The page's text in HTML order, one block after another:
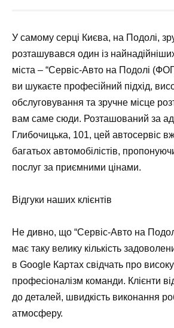
У самому серці Києва, на Подолі,
розташувався один із
міста – “Сервіс-Авто на Подолі
ви шукаєте професійний підхід,
обслуговування та зручне місце
вам саме сюди. Розташований за
Глибочицька, 101, цей автосервіс
багатьох автомобілістів,
послуг за приємними цінами.
Відгуки наших клієнтів
Не дивно, що “Сервіс-Авто на
має таку велику кількість
в Google Картах свідчать про високу
професіоналізм команди. Клієнти
до деталей, швидкість виконання
атмосферу.